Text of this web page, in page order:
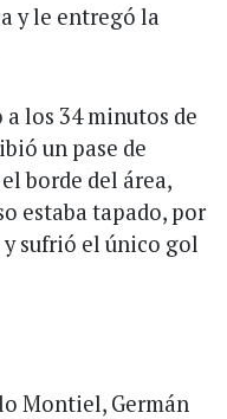
y le entregó la
los 34 minutos de
un pase de
borde del área,
estaba tapado, por
sufrió el único gol
Montiel, Germán